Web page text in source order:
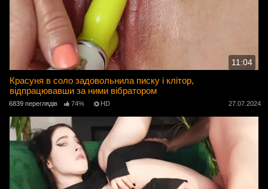
11:04
Красуня в соло задовольнила писку і клітор,
відпрацювавши за ними вібратором
6839 переглядів 74% HD 27.07.2024